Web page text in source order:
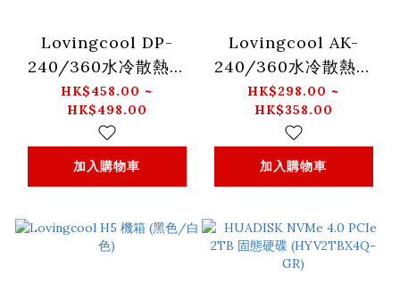
Lovingcool DP-
240/360水冷散熱器
(黑色/白色)
HK$458.00 ~
HK$498.00
加入購物車
Lovingcool AK-
240/360水冷散熱器
(黑色/白色)
HK$298.00 ~
HK$358.00
加入購物車